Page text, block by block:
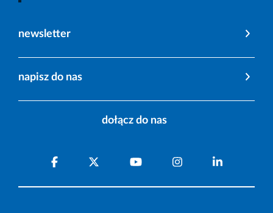
newsletter
napisz do nas
dołącz do nas